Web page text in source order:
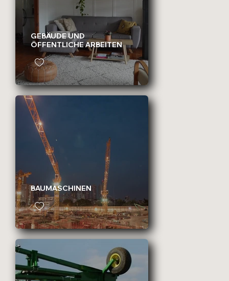
GEBÄUDE UND
ÖFFENTLICHE ARBEITEN
BAUMASCHINEN